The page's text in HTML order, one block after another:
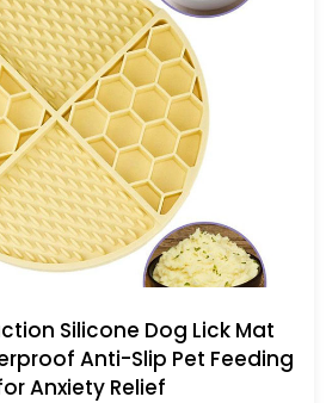
Silicone Dog Lick Mat
Anti-Slip Pet Feeding
Anxiety Relief